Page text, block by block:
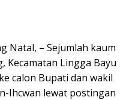
Natal, – Sejumlah kaum
Kecamatan Lingga Bayu
calon Bupati dan wakil
Ihcwan lewat postingan